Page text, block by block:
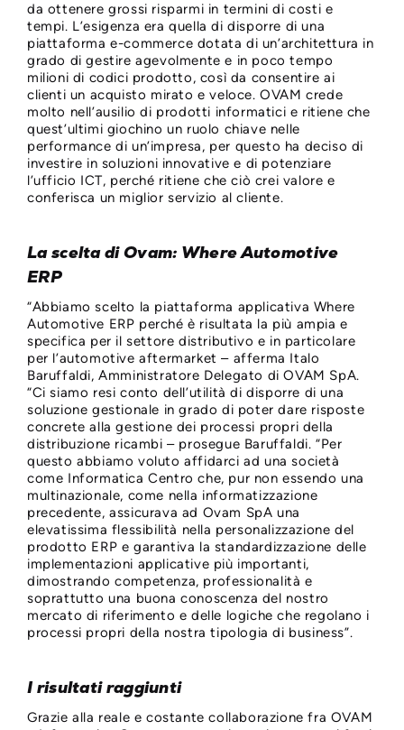
da ottenere grossi risparmi in termini di costi e
tempi. L’esigenza era quella di disporre di una
piattaforma e-commerce dotata di un’architettura in
grado di gestire agevolmente e in poco tempo
milioni di codici prodotto, così da consentire ai
clienti un acquisto mirato e veloce. OVAM crede
molto nell’ausilio di prodotti informatici e ritiene che
quest’ultimi giochino un ruolo chiave nelle
performance di un’impresa, per questo ha deciso di
investire in soluzioni innovative e di potenziare
l’ufficio ICT, perché ritiene che ciò crei valore e
conferisca un miglior servizio al cliente.
La scelta di Ovam: Where Automotive
ERP
“Abbiamo scelto la piattaforma applicativa Where
Automotive ERP perché è risultata la più ampia e
specifica per il settore distributivo e in particolare
per l’automotive aftermarket – afferma Italo
Baruffaldi, Amministratore Delegato di OVAM SpA.
“Ci siamo resi conto dell’utilità di disporre di una
soluzione gestionale in grado di poter dare risposte
concrete alla gestione dei processi propri della
distribuzione ricambi – prosegue Baruffaldi. “Per
questo abbiamo voluto affidarci ad una società
come Informatica Centro che, pur non essendo una
multinazionale, come nella informatizzazione
precedente, assicurava ad Ovam SpA una
elevatissima flessibilità nella personalizzazione del
prodotto ERP e garantiva la standardizzazione delle
implementazioni applicative più importanti,
dimostrando competenza, professionalità e
soprattutto una buona conoscenza del nostro
mercato di riferimento e delle logiche che regolano i
processi propri della nostra tipologia di business”.
I risultati raggiunti
Grazie alla reale e costante collaborazione fra OVAM